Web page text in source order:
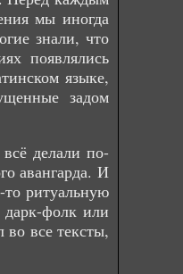
мы иногда
знали, что
появлялись
языке,
задом
делали по-
авангарда. И
ритуальную
фолк или
все тексты,